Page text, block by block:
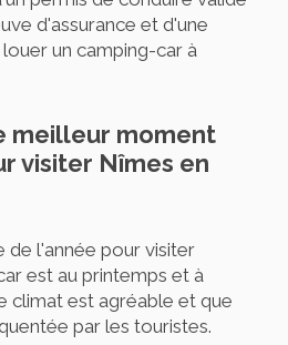
d'assurance et d'une
un camping-car à
meilleur moment
visiter Nîmes en
de l'année pour visiter
est au printemps et à
climat est agréable et que
par les touristes.